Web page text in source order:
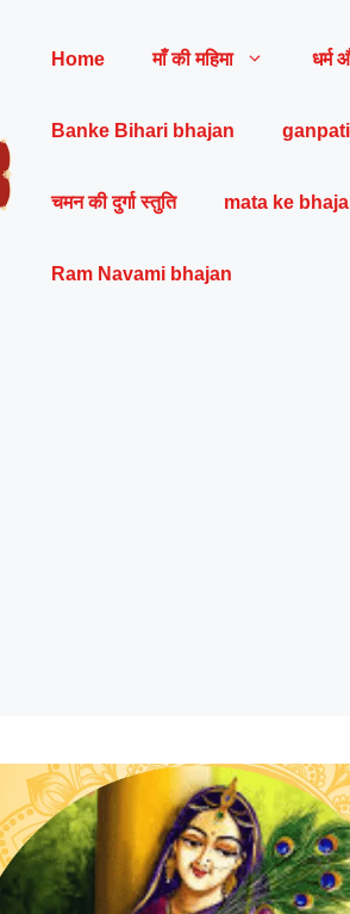
Home माँ की महिमा धर्म
Banke Bihari bhajan
चमन की दुर्गा स्तुति mata ke
Ram Navami bhajan